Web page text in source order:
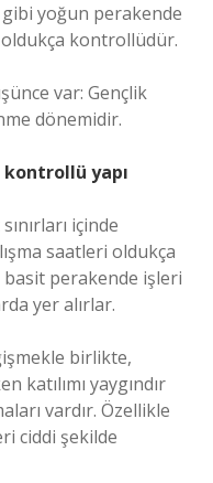
yoğun perakende
kontrollüdür.
var: Gençlik
dönemidir.
yapı
içinde
saatleri oldukça
basit perakende işleri
yer alırlar.
birlikte,
katılımı yaygındır
vardır. Özellikle
ciddi şekilde